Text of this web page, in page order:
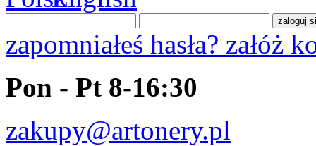
zapomniałeś hasła? załóż
Pon - Pt 8-16:30
zakupy@artonery.pl